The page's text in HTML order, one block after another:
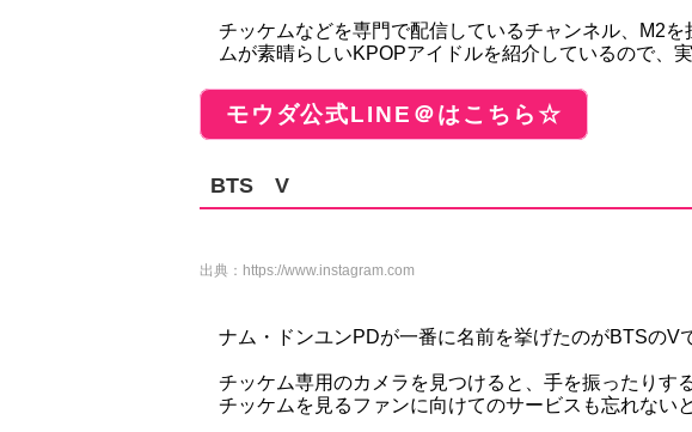
チッケムなどを専門で配信しているチャンネル、M2
ムが素晴らしいKPOPアイドルを紹介しているので、
モウダ公式LINE＠はこちら☆
BTS V
出典： https://www.instagram.com
ナム・ドンユンPDが一番に名前を挙げたのがBTSのV
チッケム専用のカメラを見つけると、手を振ったりす
チッケムを見るファンに向けてのサービスも忘れない